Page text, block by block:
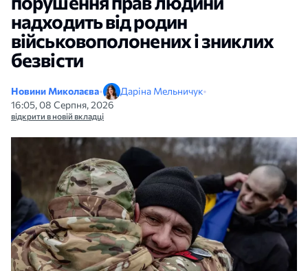
надходить від родин
військовополонених і зниклих
безвісти
Новини Миколаєва• Даріна Мельничук•
16:05, 08 Серпня, 2026
відкрити в новій вкладці